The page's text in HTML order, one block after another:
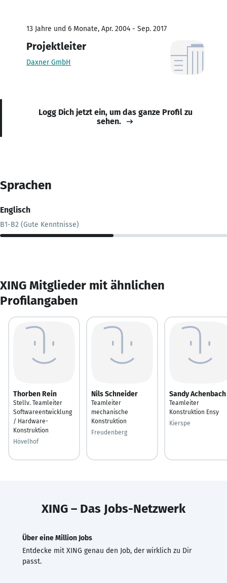
13 Jahre und 6 Monate, Apr. 2004 - Sep. 2017
Projektleiter
Daxner GmbH
Logg Dich jetzt ein, um das ganze Profil zu
sehen.
Sprachen
Englisch
B1-B2 (Gute Kenntnisse)
XING Mitglieder mit ähnlichen
Profilangaben
Thorben Rein
Stellv. Teamleiter
Softwareentwicklung
/ Hardware-
Konstruktion
Hövelhof
Nils Schneider
Teamleiter
mechanische
Konstruktion
Freudenberg
Sandy Achenbach
Teamleiter
Konstruktion Ensy
Kierspe
XING – Das Jobs-Netzwerk
Über eine Million Jobs
Entdecke mit XING genau den Job, der wirklich zu Dir
passt.